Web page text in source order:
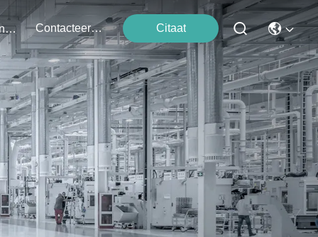
Evenementen Contacteer Ons Citaat